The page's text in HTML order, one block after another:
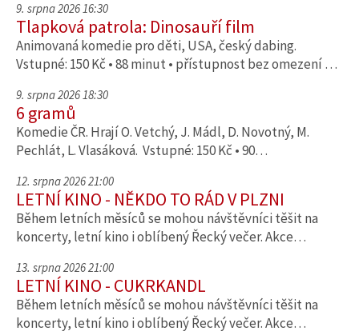
9. srpna 2026 16:30
Tlapková patrola: Dinosauří film
Animovaná komedie pro děti, USA, český dabing.
Vstupné: 150 Kč • 88 minut • přístupnost bez omezení …
9. srpna 2026 18:30
6 gramů
Komedie ČR. Hrají O. Vetchý, J. Mádl, D. Novotný, M.
Pechlát, L. Vlasáková. Vstupné: 150 Kč • 90…
12. srpna 2026 21:00
LETNÍ KINO - NĚKDO TO RÁD V PLZNI
Během letních měsíců se mohou návštěvníci těšit na
koncerty, letní kino i oblíbený Řecký večer. Akce…
13. srpna 2026 21:00
LETNÍ KINO - CUKRKANDL
Během letních měsíců se mohou návštěvníci těšit na
koncerty, letní kino i oblíbený Řecký večer. Akce…